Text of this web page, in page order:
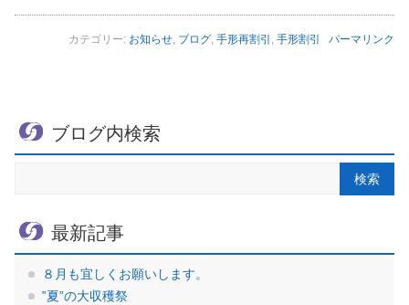
カテゴリー: お知らせ, ブログ, 手形再割引 , 手形割引 パーマリンク
ブログ内検索
最新記事
８月も宜しくお願いします。
‟夏”の大収穫祭